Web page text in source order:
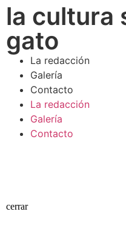
la cultura
gato
La redacción
Galería
Contacto
La redacción
Galería
Contacto
cerrar